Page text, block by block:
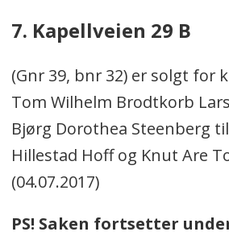
7. Kapellveien 29 B
(Gnr 39, bnr 32) er solgt for
Tom Wilhelm Brodtkorb
Bjørg Dorothea Steenberg
Hillestad Hoff og Knut Are
(04.07.2017)
PS! Saken fortsetter